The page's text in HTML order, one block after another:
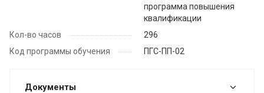
программа повышения
квалификации
Кол-во часов
296
Код программы обучения
ПГС-ПП-02
Документы